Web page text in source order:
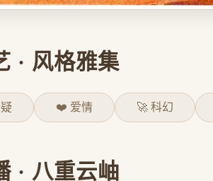
· 风格雅集
❤️ 爱情 🚀 科幻
· 八重云岫